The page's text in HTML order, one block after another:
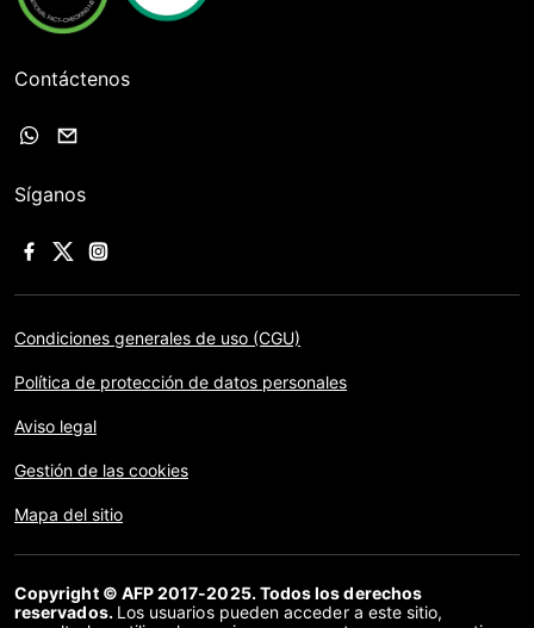
Contáctenos
Síganos
Condiciones generales de uso (CGU)
Política de protección de datos personales
Aviso legal
Gestión de las cookies
Mapa del sitio
Copyright © AFP 2017-2025. Todos los derechos
reservados. Los usuarios pueden acceder a este sitio,